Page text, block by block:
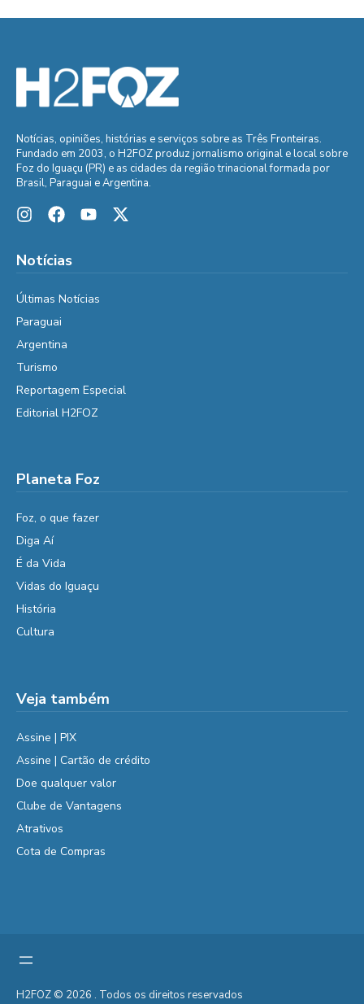
Notícias, opiniões, histórias e serviços sobre as Três Fronteiras.
Fundado em 2003, o H2FOZ produz jornalismo original e local sobre
Foz do Iguaçu (PR) e as cidades da região trinacional formada por
Brasil, Paraguai e Argentina.
Notícias
Últimas Notícias
Paraguai
Argentina
Turismo
Reportagem Especial
Editorial H2FOZ
Planeta Foz
Foz, o que fazer
Diga Aí
É da Vida
Vidas do Iguaçu
História
Cultura
Veja também
Assine | PIX
Assine | Cartão de crédito
Doe qualquer valor
Clube de Vantagens
Atrativos
Cota de Compras
H2FOZ © 2026 . Todos os direitos reservados